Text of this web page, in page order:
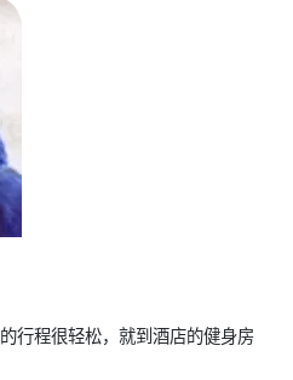
行程很轻松，就到酒店的健身房